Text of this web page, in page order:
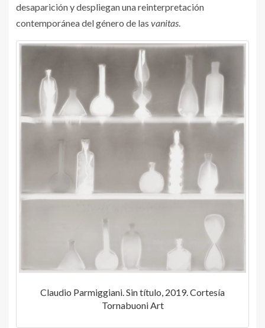
desaparición y despliegan una reinterpretación
contemporánea del género de las vanitas
Claudio Parmiggiani. Sin título, 2019. Cortesía
Tornabuoni Art